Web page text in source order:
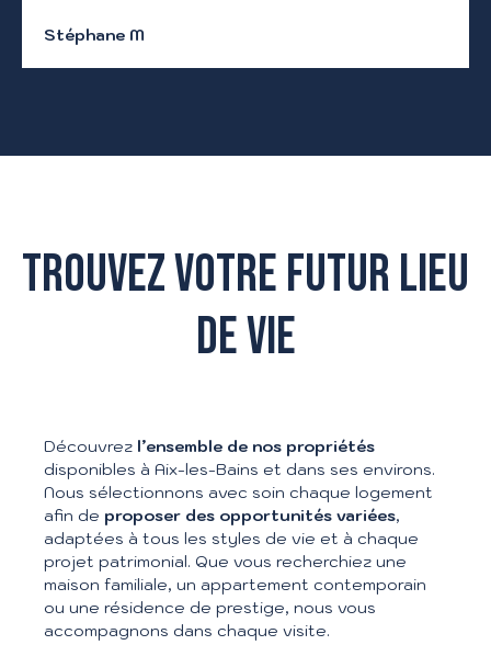
Stéphane M
TROUVEZ VOTRE FUTUR LIEU
DE VIE
Découvrez l’ensemble de nos propriétés
disponibles à Aix-les-Bains et dans ses environs.
Nous sélectionnons avec soin chaque logement
afin de proposer des opportunités variées,
adaptées à tous les styles de vie et à chaque
projet patrimonial. Que vous recherchiez une
maison familiale, un appartement contemporain
ou une résidence de prestige, nous vous
accompagnons dans chaque visite.